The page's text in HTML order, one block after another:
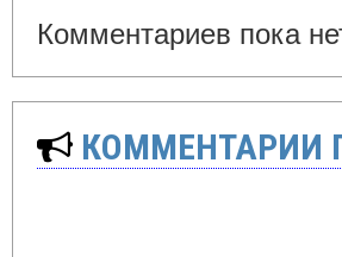
Комментариев пока
КОММЕНТАРИИ